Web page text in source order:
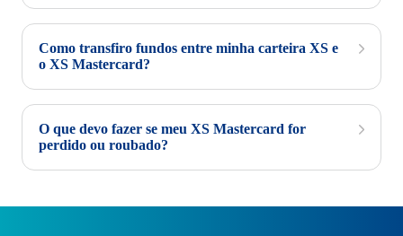
Como transfiro fundos entre minha carteira XS e
o XS Mastercard?
O que devo fazer se meu XS Mastercard for
perdido ou roubado?